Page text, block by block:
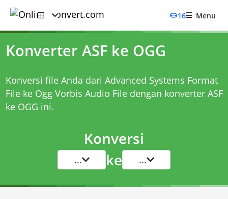
16 Menu
Konverter ASF ke OGG
Konversi file Anda dari Advanced Systems Format
File ke Ogg Vorbis Audio File dengan konverter ASF
ke OGG ini.
Konversi
... ke ...